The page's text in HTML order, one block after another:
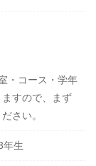
・コース・学年
すので、まず
さい。
年生